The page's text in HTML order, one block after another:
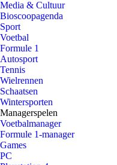
Media & Cultuur
Bioscoopagenda
Sport
Voetbal
Formule 1
Autosport
Tennis
Wielrennen
Schaatsen
Wintersporten
Managerspelen
Voetbalmanager
Formule 1-manager
Games
PC